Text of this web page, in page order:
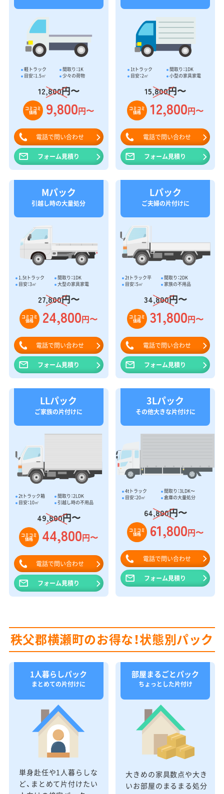
軽トラック
間取り：1K
目安：1.5㎥
少々の荷物
12,800円〜
コミコミ
価格 9,800円〜
電話で問い合わせ
フォーム見積り
1tトラック
間取り：1DK
目安：2㎥
小型の家具家電
15,800円〜
コミコミ
価格 12,800円〜
電話で問い合わせ
フォーム見積り
Mパック
引越し時の大量処分
1.5tトラック
間取り：1DK
目安：3㎥
大型の家具家電
27,800円〜
コミコミ
価格 24,800円〜
電話で問い合わせ
フォーム見積り
Lパック
ご夫婦の片付けに
2tトラック平
間取り：2DK
目安：5㎥
家族の不用品
34,800円〜
コミコミ
価格 31,800円〜
電話で問い合わせ
フォーム見積り
LLパック
ご家族の片付けに
2tトラック箱
間取り：2LDK
目安：10㎥
引越し時の不用品
49,800円〜
コミコミ
価格 44,800円〜
電話で問い合わせ
フォーム見積り
3Lパック
その他大きな片付けに
4tトラック
間取り：3LDK〜
目安：20㎥
倉庫の大量処分
64,800円〜
コミコミ
価格 61,800円〜
電話で問い合わせ
フォーム見積り
秩父郡横瀬町のお得な！状態別パック
1人暮らしパック
まとめての片付けに
単身赴任や1人暮らしな
ど、まとめて片付けたい
部屋まるごとパック
ちょっとした片付け
大きめの家具数点や大き
いお部屋のまるまる処分